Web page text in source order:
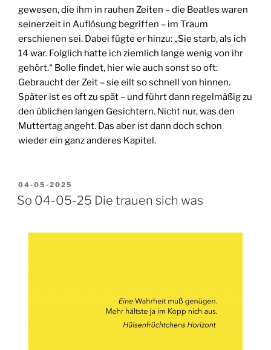
gewesen, die ihm in rauhen Zeiten – die Beatles waren
seinerzeit in Auflösung begriffen – im Traum
erschienen sei. Dabei fügte er hinzu: „Sie starb, als ich
14 war. Folglich hatte ich ziemlich lange wenig von ihr
gehört.“ Bolle findet, hier wie auch sonst so oft:
Gebraucht der Zeit – sie eilt so schnell von hinnen.
Später ist es oft zu spät – und führt dann regelmäßig zu
den üblichen langen Gesichtern. Nicht nur, was den
Muttertag angeht. Das aber ist dann doch schon
wieder ein ganz anderes Kapitel.
VERÖFFENTLICHT
AM
04-05-2025
So 04-05-25 Die trauen sich was